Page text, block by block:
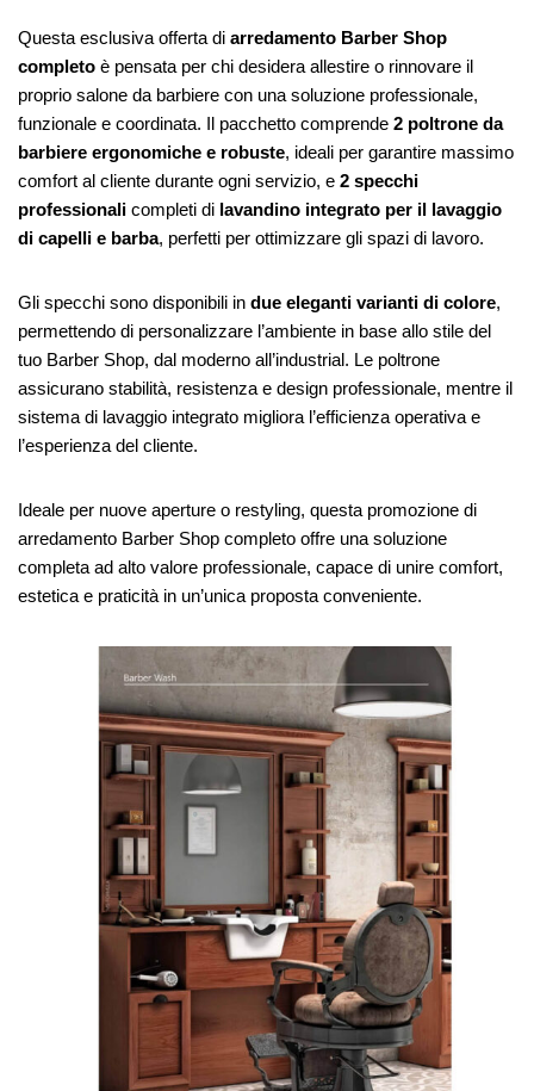
Questa esclusiva offerta di arredamento Barber Shop
completo è pensata per chi desidera allestire o rinnovare il
proprio salone da barbiere con una soluzione professionale,
funzionale e coordinata. Il pacchetto comprende 2 poltrone da
barbiere ergonomiche e robuste, ideali per garantire massimo
comfort al cliente durante ogni servizio, e 2 specchi
professionali completi di lavandino integrato per il lavaggio
di capelli e barba, perfetti per ottimizzare gli spazi di lavoro.
Gli specchi sono disponibili in due eleganti varianti di colore,
permettendo di personalizzare l’ambiente in base allo stile del
tuo Barber Shop, dal moderno all’industrial. Le poltrone
assicurano stabilità, resistenza e design professionale, mentre il
sistema di lavaggio integrato migliora l’efficienza operativa e
l’esperienza del cliente.
Ideale per nuove aperture o restyling, questa promozione di
arredamento Barber Shop completo offre una soluzione
completa ad alto valore professionale, capace di unire comfort,
estetica e praticità in un’unica proposta conveniente.